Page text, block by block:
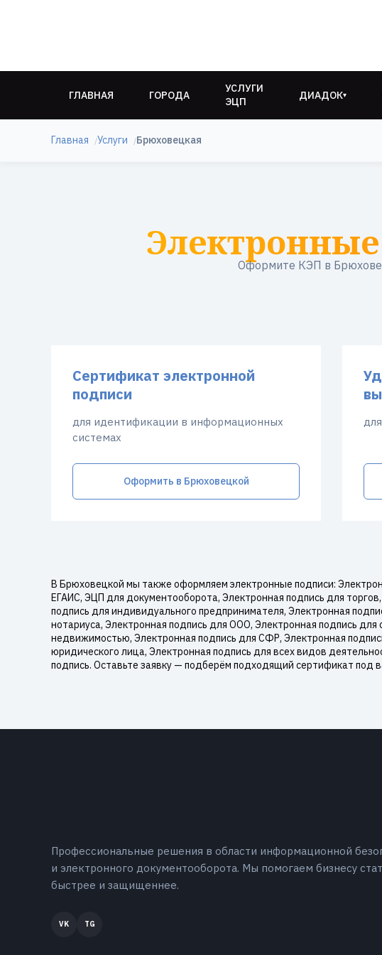
ГЛАВНАЯ ГОРОДА
УСЛУГИ
ЭЦП
ДИАДОК▾
Главная Услуги Брюховецкая
Оформите КЭП в
Сертификат электронной
подписи
для идентификации в информационных
системах
Оформить в Брюховецкой
В Брюховецкой мы также оформляем электронные подписи:
ЕГАИС, ЭЦП для документооборота, Электронная подпись для
подпись для индивидуального предпринимателя, Электронная
нотариуса, Электронная подпись для ООО, Электронная подпись
недвижимостью, Электронная подпись для СФР, Электронная
юридического лица, Электронная подпись для всех видов
подпись. Оставьте заявку — подберём подходящий сертификат под
Профессиональные решения в области информационной
и электронного документооборота. Мы помогаем бизнесу
быстрее и защищеннее.